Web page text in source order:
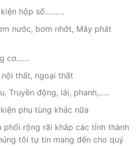
kiện hộp số………
nước, bơm nhớt, Máy phát
cơ……
thất, ngoại thất
Truyền động, lái, phanh,…..
phụ tùng khác nữa
phối rộng rãi khắp các tỉnh thành
tôi tự tin mang đến cho quý